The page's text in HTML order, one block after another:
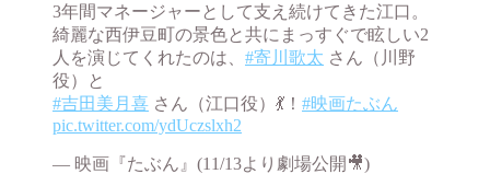
3年間マネージャーとして支え続けてきた江口。
綺麗な西伊豆町の景色と共にまっすぐで眩しい2
人を演じてくれたのは、 #寄川歌太 さん（川野
役）と
#吉田美月喜 さん（江口役）💃！ #映画たぶん
pic.twitter.com/ydUczslxh2
— 映画『たぶん』(11/13より劇場公開🎥)